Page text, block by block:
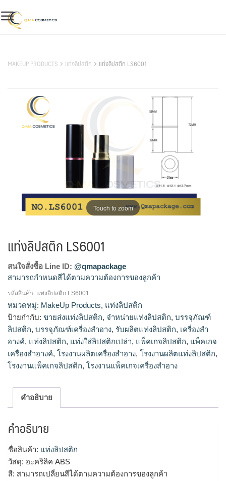
to
content
MAKEUP PRODUCTS แท่งลิปสติก แท่งลิปสติก LS6001
Touch to zoom
แท่งลิปสติก LS6001
สนใจสั่งซื้อ Line ID: @qmapackage
สามารถกำหนดสีได้ตามความต้องการของลูกค้า
โรงงานผลิตแท่งลิปสติก,จำหน่ายแท่งลิปสติก,รับผลิตแท่ง
ลิปสติก,ขายส่งแท่งลิปสติก
รหัสสินค้า: แท่งลิปสติก LS6001
หมวดหมู่: MakeUp Products, แท่งลิปสติก
ป้ายกำกับ: ขายส่งแท่งลิปสติก, จำหน่ายแท่งลิปสติก, บรรจุภัณฑ์
ลิปสติก, บรรจุภัณฑ์เครื่องสำอาง, รับผลิตแท่งลิปสติก, เครื่องสำ
อางค์, แท่งลิปสติก, แท่งใส่ลิปสติกเปล่า, แพ็คเกจลิปสติก, แพ็คเกจ
เครื่องสำอางค์, โรงงานผลิตเครื่องสำอาง, โรงงานผลิตแท่งลิปสติก,
โรงงานแพ็คเกจลิปสติก, โรงงานแพ็คเกจเครื่องสำอาง
คำอธิบาย
คำอธิบาย
ชื่อสินค้า: แท่งลิปสติก
วัสดุ: อะคริลิค ABS
สี: สามารถเปลี่ยนสีได้ตามความต้องการของลูกค้า